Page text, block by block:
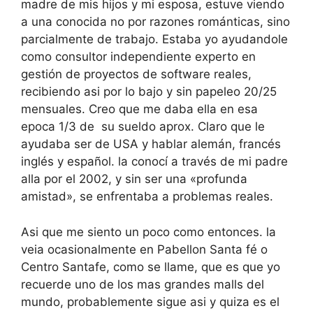
madre de mis hijos y mi esposa, estuve viendo
a una conocida no por razones románticas, sino
parcialmente de trabajo. Estaba yo ayudandole
como consultor independiente experto en
gestión de proyectos de software reales,
recibiendo asi por lo bajo y sin papeleo 20/25
mensuales. Creo que me daba ella en esa
epoca 1/3 de su sueldo aprox. Claro que le
ayudaba ser de USA y hablar alemán, francés
inglés y español. la conocí a través de mi padre
alla por el 2002, y sin ser una «profunda
amistad», se enfrentaba a problemas reales.
Asi que me siento un poco como entonces. la
veia ocasionalmente en Pabellon Santa fé o
Centro Santafe, como se llame, que es que yo
recuerde uno de los mas grandes malls del
mundo, probablemente sigue asi y quiza es el